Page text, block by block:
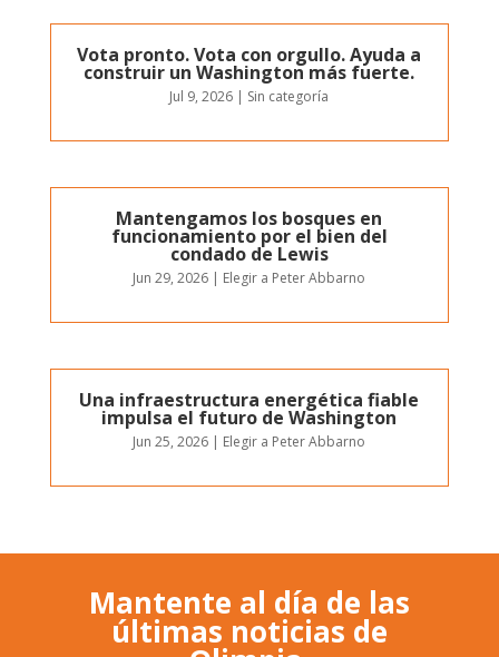
Vota pronto. Vota con orgullo. Ayuda a
construir un Washington más fuerte.
Jul 9, 2026 | Sin categoría
Mantengamos los bosques en
funcionamiento por el bien del
condado de Lewis
Jun 29, 2026 | Elegir a Peter Abbarno
Una infraestructura energética fiable
impulsa el futuro de Washington
Jun 25, 2026 | Elegir a Peter Abbarno
Mantente al día de las
últimas noticias de